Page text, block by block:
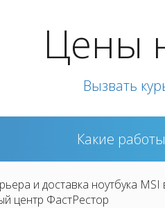
Цены
Вызвать
Какие
и доставка ноутбука MSI
центр ФастРестор